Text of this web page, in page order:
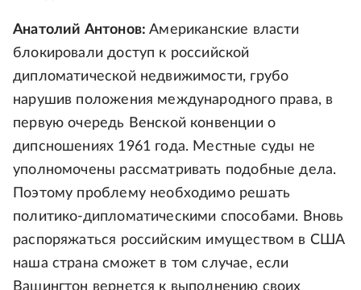
Анатолий Антонов:Американские власти
блокировали доступ к российской
дипломатической недвижимости, грубо
нарушив положения международного права, в
первую очередь Венской конвенции о
дипсношениях 1961 года. Местные суды не
уполномочены рассматривать подобные дела.
Поэтому проблему необходимо решать
политико-дипломатическими способами. Вновь
распоряжаться российским имуществом в США
наша страна сможет в том случае, если
Вашингтон вернется к выполнению своих